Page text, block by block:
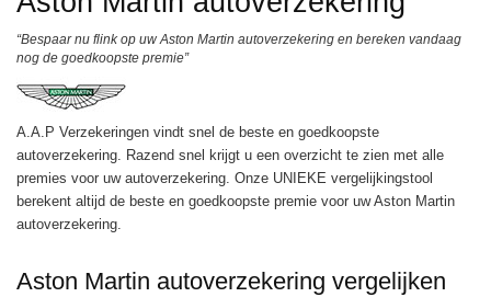
“Bespaar nu flink op uw Aston Martin autoverzekering en bereken vandaag
nog de goedkoopste premie”
A.A.P Verzekeringen vindt snel de beste en goedkoopste
autoverzekering. Razend snel krijgt u een overzicht te zien met alle
premies voor uw autoverzekering. Onze UNIEKE vergelijkingstool
berekent altijd de beste en goedkoopste premie voor uw Aston Martin
autoverzekering.
Aston Martin autoverzekering vergelijken